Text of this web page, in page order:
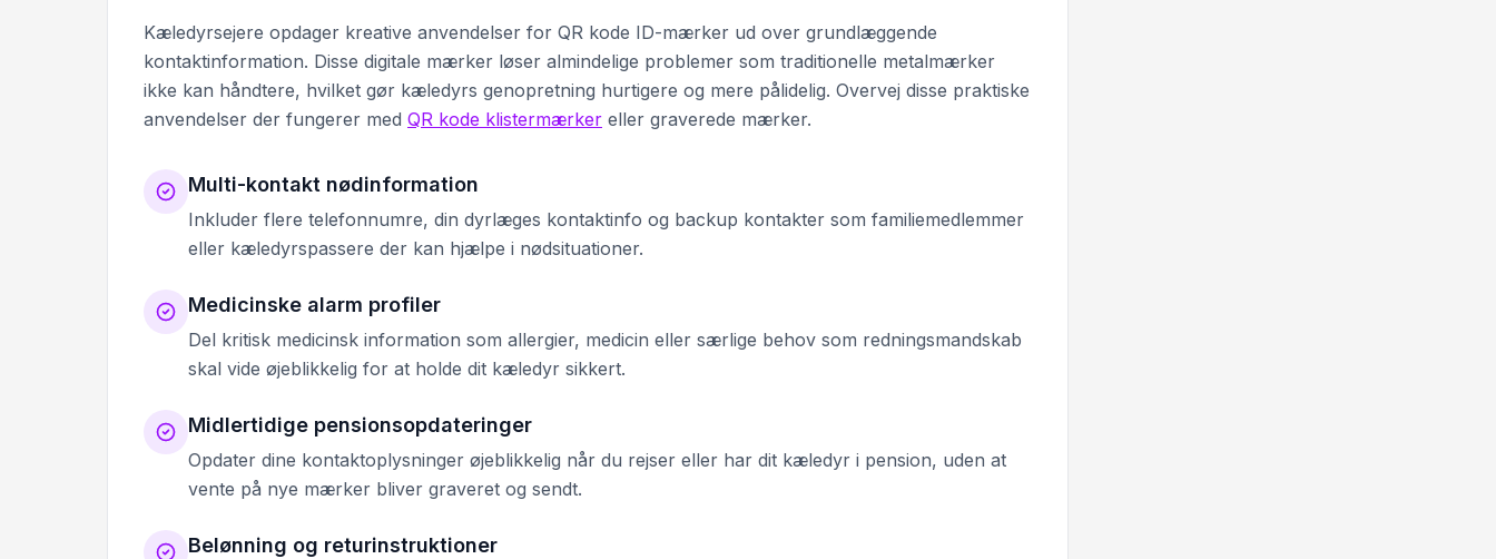
Kæledyrsejere opdager kreative anvendelser for QR kode ID-mærker ud over grundlæggende
kontaktinformation. Disse digitale mærker løser almindelige problemer som traditionelle metalmærker
ikke kan håndtere, hvilket gør kæledyrs genopretning hurtigere og mere pålidelig. Overvej disse praktiske
anvendelser der fungerer med QR kode klistermærker eller graverede mærker.
Multi-kontakt nødinformation
Inkluder flere telefonnumre, din dyrlæges kontaktinfo og backup kontakter som familiemedlemmer
eller kæledyrspassere der kan hjælpe i nødsituationer.
Medicinske alarm profiler
Del kritisk medicinsk information som allergier, medicin eller særlige behov som redningsmandskab
skal vide øjeblikkelig for at holde dit kæledyr sikkert.
Midlertidige pensionsopdateringer
Opdater dine kontaktoplysninger øjeblikkelig når du rejser eller har dit kæledyr i pension, uden at
vente på nye mærker bliver graveret og sendt.
Belønning og returinstruktioner